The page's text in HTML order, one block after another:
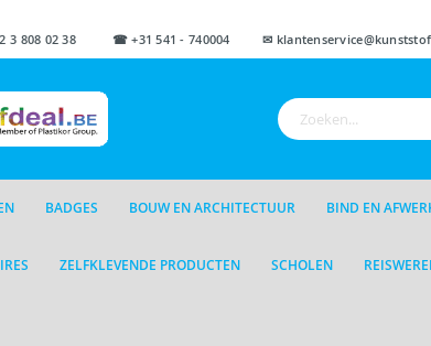
3 808 02 38 ☎ +31 541 - 740004 ✉
Zoek
BADGES BOUW EN ARCHITECTUUR BIND EN
ZELFKLEVENDE PRODUCTEN SCHOLEN